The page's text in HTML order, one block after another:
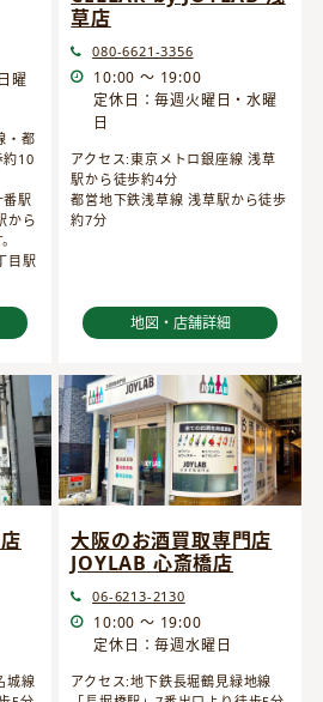
曜
・都
約10
駅
から
目駅
草店
080-6621-3356
10:00 ～ 19:00
定休日：毎週火曜日・水曜
日
アクセス:東京メトロ銀座線 浅草
駅から徒歩約4分
都営地下鉄浅草線 浅草駅から徒歩
約7分
地図・店舗詳細
城線
大阪のお酒買取専門店
JOYLAB 心斎橋店
06-6213-2130
10:00 ～ 19:00
定休日：毎週水曜日
アクセス:地下鉄長堀鶴見緑地線